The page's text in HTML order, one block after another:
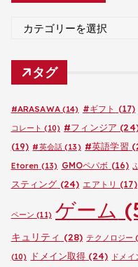
ゴ
リ
タグ
#ARASAWA(14) #ギフト (17)
コレート (10) #フィンジア
(19) #英会話 (13) #英語学習
Etoren (13) GMOペパボ (16)
スティング (24) エアトリ (17)
ペーン (11) ゲーム
キュリティ (28) テクノロジー
(10)
ドメイン取得 (24) ドメ